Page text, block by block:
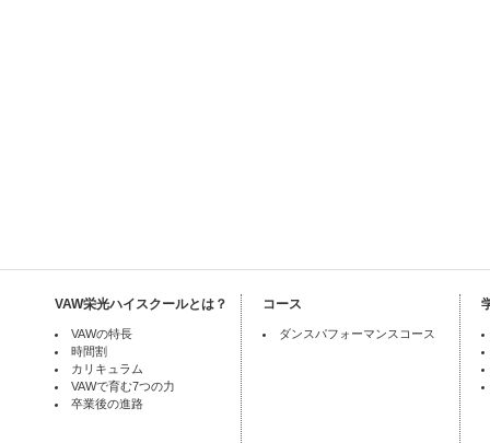
VAW栄光ハイスクールとは？
VAWの特長
時間割
カリキュラム
VAWで育む7つの力
卒業後の進路
コース
ダンスパフォーマンスコース